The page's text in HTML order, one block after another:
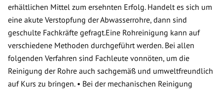
erhältlichen Mittel zum ersehnten Erfolg. Handelt es sich um
eine akute Verstopfung der Abwasserrohre, dann sind
geschulte Fachkräfte gefragt.Eine Rohreinigung kann auf
verschiedene Methoden durchgeführt werden. Bei allen
folgenden Verfahren sind Fachleute vonnöten, um die
Reinigung der Rohre auch sachgemäß und umweltfreundlich
auf Kurs zu bringen. • Bei der mechanischen Reinigung